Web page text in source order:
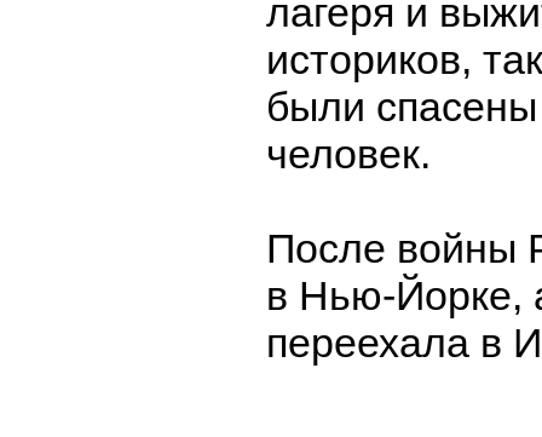
лагеря и
историков,
были
человек.
После войны
в Нью-Йорке,
переехала в